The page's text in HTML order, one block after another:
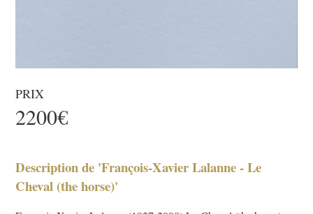
PRIX
2200€
Description de 'François-Xavier Lalanne - Le
Cheval (the horse)'